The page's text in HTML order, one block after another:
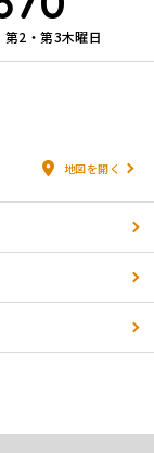
提供
・データ集積、
善に必要な範囲
すことに加え、メ
を規約などで義務
第2・第3木曜日
地図を開く